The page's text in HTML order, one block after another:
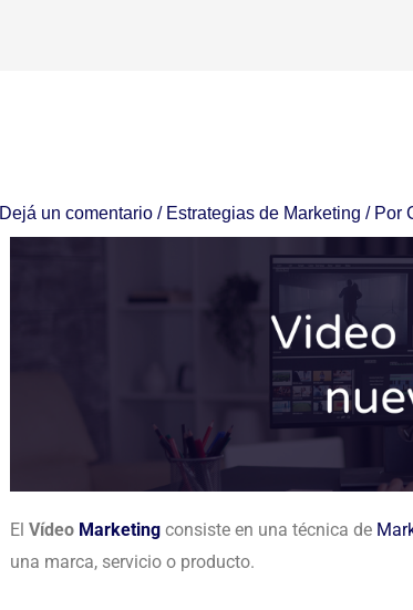
Dejá un comentario / Estrategias de Marketing / Por
ElVídeo Marketing consiste en una técnica de
una marca, servicio o producto.